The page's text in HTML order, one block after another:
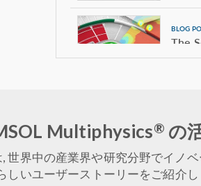
BLOG
The
Multiphysics® の
世界中の産業界や研究分野でイノ
しいユーザーストーリーをご紹介